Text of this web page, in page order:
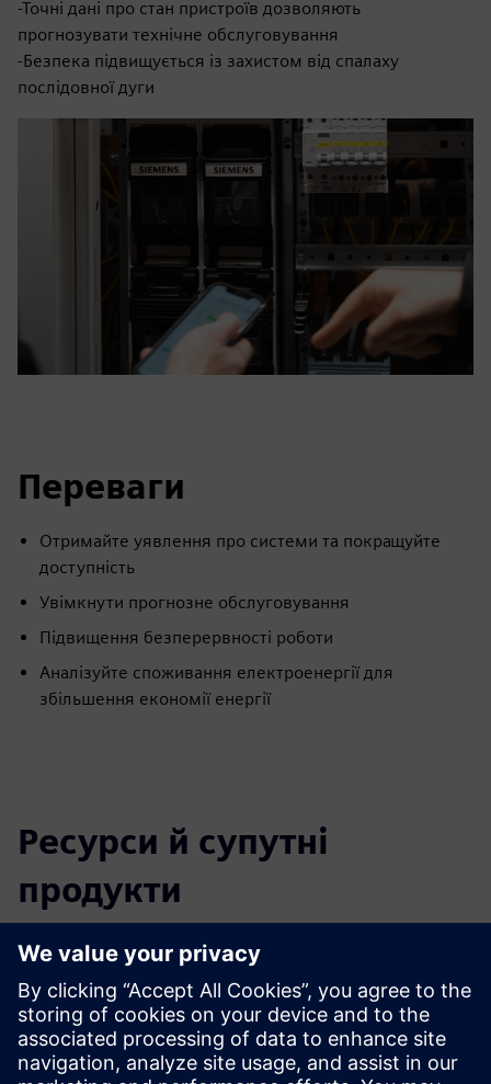
-Точні дані про стан пристроїв дозволяють
прогнозувати технічне обслуговування
-Безпека підвищується із захистом від спалаху
послідовної дуги
Переваги
Отримайте уявлення про системи та покращуйте
доступність
Увімкнути прогнозне обслуговування
Підвищення безперервності роботи
Аналізуйте споживання електроенергії для
збільшення економії енергії
Ресурси й супутні
продукти
Додаткова інформація та ресурси
Довідка: Голландський тематичний парк Toverland
Передумови